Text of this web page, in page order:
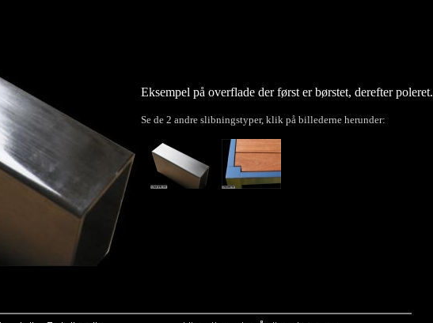
Eksempel på overflade der først er børstet, derefter poleret.
Se de 2 andre slibningstyper, klik på billederne herunder: